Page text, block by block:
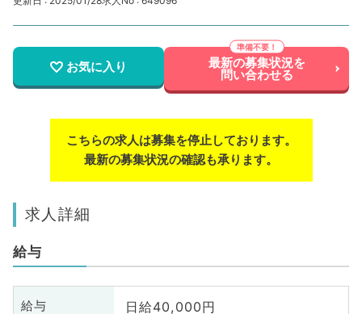
お気に入り 最新の募集状況を
問い合わせる
こちらの求人は募集を停止しております。
最新の募集状況の確認も承ります。
求人詳細
給与
給与 日給40,000円